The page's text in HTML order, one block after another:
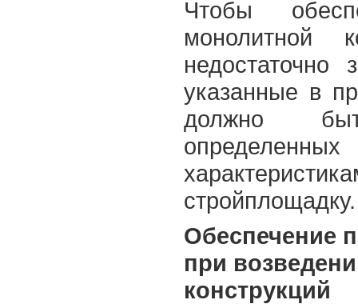
Чтобы
монолитной
недостаточно
указанные в
должно
Обеспечение
при
конструкций